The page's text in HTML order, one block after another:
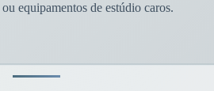
equipamentos de estúdio caros.